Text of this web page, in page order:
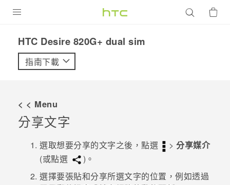
VIVE
焦點訊息
銷售門市
HTC Desire 820G+ dual sim‎
指南下載
< < Menu
分享文字
選取想要分享的文字之後，點選 > 分享媒介
(或點選
)。
選擇要張貼和分享所選文字的位置，例如透過